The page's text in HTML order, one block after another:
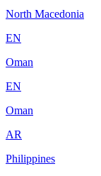
North Macedonia
EN
Oman
EN
Oman
AR
Philippines